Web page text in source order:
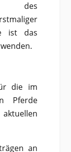
des
ist das
die im
Pferde
an